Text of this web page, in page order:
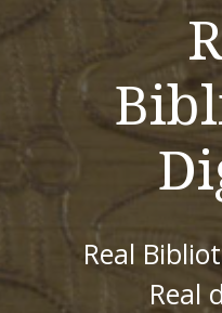
Real
Real